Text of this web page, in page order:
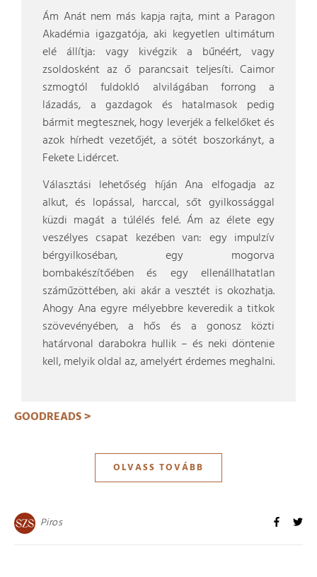
Ám Anát nem más kapja rajta, mint a Paragon
Akadémia igazgatója, aki kegyetlen ultimátum
elé állítja: vagy kivégzik a bűnéért, vagy
zsoldosként az ő parancsait teljesíti. Caimor
szmogtól fuldokló alvilágában forrong a
lázadás, a gazdagok és hatalmasok pedig
bármit megtesznek, hogy leverjék a felkelőket és
azok hírhedt vezetőjét, a sötét boszorkányt, a
Fekete Lidércet.
Választási lehetőség híján Ana elfogadja az
alkut, és lopással, harccal, sőt gyilkossággal
küzdi magát a túlélés felé. Ám az élete egy
veszélyes csapat kezében van: egy impulzív
bérgyilkoséban, egy mogorva
bombakészítőében és egy ellenállhatatlan
száműzöttében, aki akár a vesztét is okozhatja.
Ahogy Ana egyre mélyebbre keveredik a titkok
szövevényében, a hős és a gonosz közti
határvonal darabokra hullik – és neki döntenie
kell, melyik oldal az, amelyért érdemes meghalni.
GOODREADS >
OLVASS TOVÁBB
Piros